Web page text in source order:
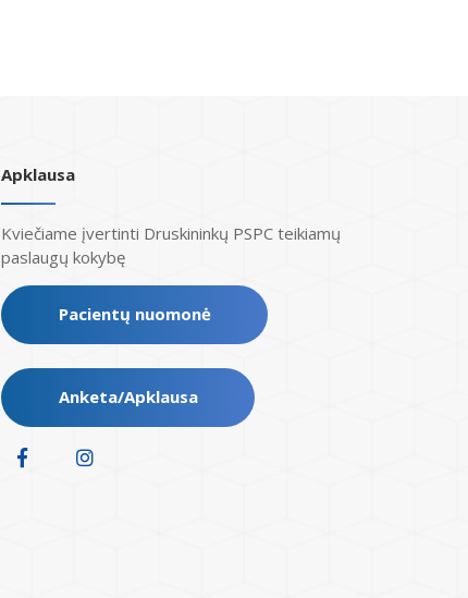
Apklausa
Kviečiame įvertinti Druskininkų PSPC teikiamų
paslaugų kokybę
Pacientų nuomonė
Anketa/Apklausa